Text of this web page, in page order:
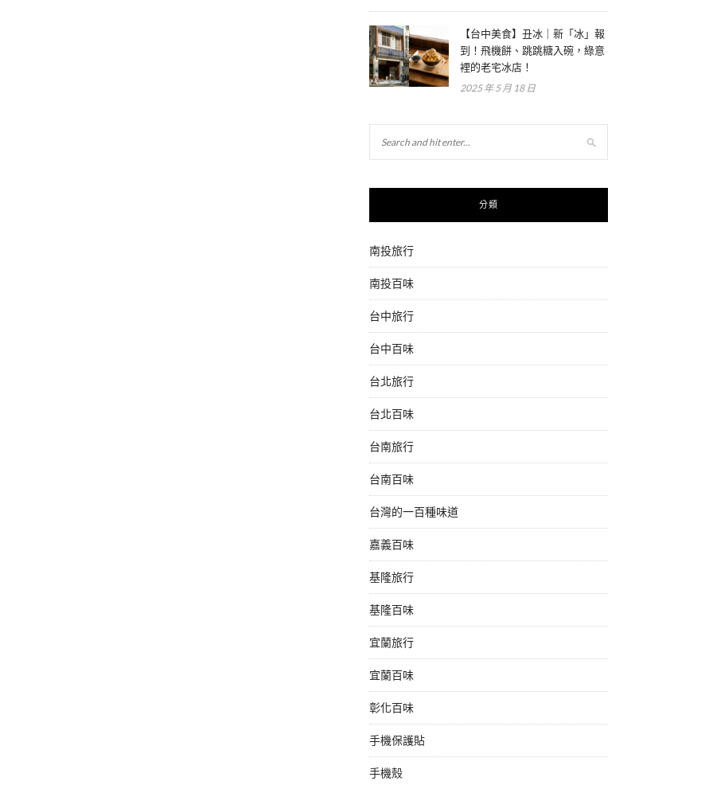
【台中美食】丑冰｜新「冰」報
到！飛機餅、跳跳糖入碗，綠意
裡的老宅冰店！
2025 年 5 月 18 日
分類
南投旅行
南投百味
台中旅行
台中百味
台北旅行
台北百味
台南旅行
台南百味
台灣的一百種味道
嘉義百味
基隆旅行
基隆百味
宜蘭旅行
宜蘭百味
彰化百味
手機保護貼
手機殼